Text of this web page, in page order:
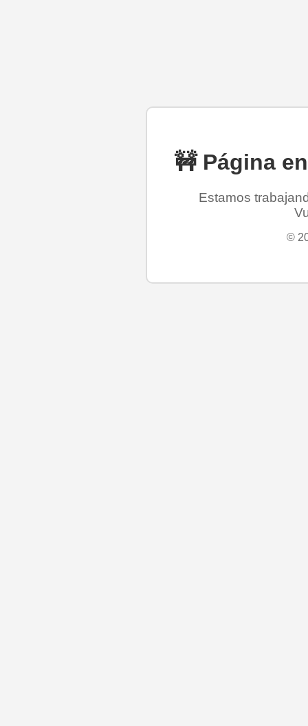
🚧 Página
Estamos
©